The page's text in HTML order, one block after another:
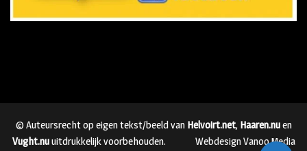
© Auteursrecht op eigen tekst/beeld van Helvoirt.net, Haaren.nuen
Vught.nuuitdrukkelijk voorbehouden. Webdesign Vanoo Media